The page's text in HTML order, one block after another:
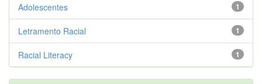
1
Adolescentes
1
Letramento Racial
1
Racial Literacy